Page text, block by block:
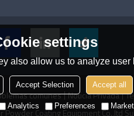
comunes Noticia Privada
Powder Coating Equipment Co.,ltd
settings
also allow us to analyze
Accept Selection Accept all
Analytics Preferences